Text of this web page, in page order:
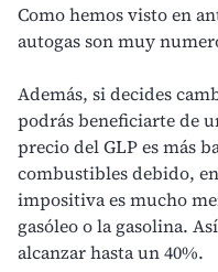
Como hemos visto en
autogasson muy
Además, si decides
podrás beneficiarte de
precio del GLP es más
combustibles debido,
impositiva es mucho
gasóleo o la gasolina.
alcanzar hasta un 40%.